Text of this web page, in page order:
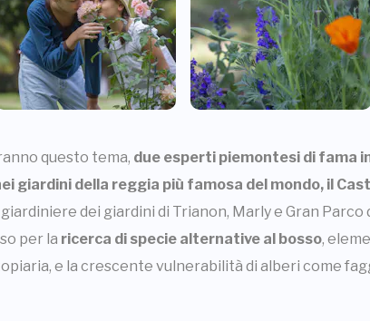
questo tema, due esperti piemontesi di fama
giardini della reggia più famosa del mondo, il
dei giardini di Trianon, Marly e Gran
per la ricerca di specie alternative al bosso,
e la crescente vulnerabilità di alberi come